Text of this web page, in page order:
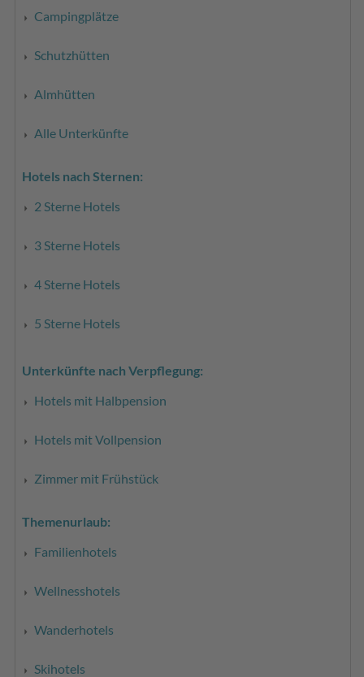
Campingplätze
Schutzhütten
Almhütten
Alle Unterkünfte
Hotels nach Sternen:
2 Sterne Hotels
3 Sterne Hotels
4 Sterne Hotels
5 Sterne Hotels
Unterkünfte nach Verpflegung:
Hotels mit Halbpension
Hotels mit Vollpension
Zimmer mit Frühstück
Themenurlaub:
Familienhotels
Wellnesshotels
Wanderhotels
Skihotels